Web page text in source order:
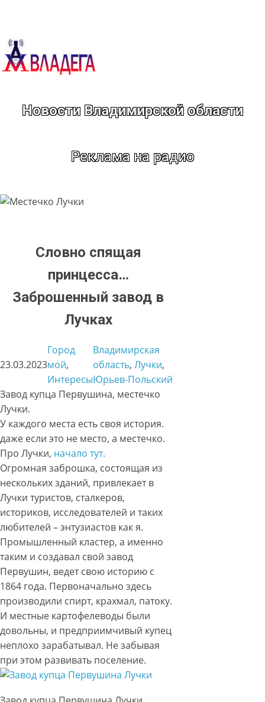
содержимому
Новости Владимирской области
Реклама на радио
Словно спящая
принцесса…
Заброшенный завод в
Лучках
23.03.2023
Город
мой
Интересы
Владимирская
область, Лучки
Юрьев-Польский
Завод купца Первушина, местечко
Лучки.
У каждого места есть своя история.
даже если это не место, а местечко.
Про Лучки, начало тут.
Огромная заброшка, состоящая из
нескольких зданий, привлекает в
Лучки туристов, сталкеров,
историков, исследователей и таких
любителей – энтузиастов как я.
Промышленный кластер, а именно
таким и создавал свой завод
Первушин, ведет свою историю с
1864 года. Первоначально здесь
производили спирт, крахмал, патоку.
И местные картофелеводы были
довольны, и предприимчивый купец
неплохо зарабатывал. Не забывая
при этом развивать поселение.